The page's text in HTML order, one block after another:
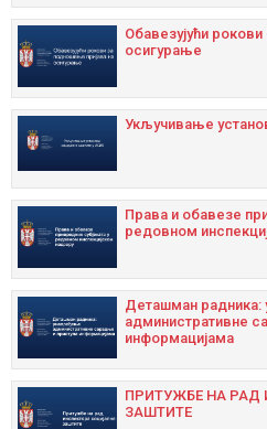
Oбавезујући
осигурање
Укључивање
Права и обавезе
редовном
Дeташман радника:
административнe
информацијама
ПРИТУЖБЕ НА РАД
ЗАШТИТЕ